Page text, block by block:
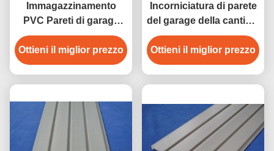
Immagazzinamento
PVC Pareti di garage
pannelli di pareti in PVC
Ottieni il miglior prezzo
Incorniciatura di parete
del garage della cantina,
pannelli di parete del
PVC con grande
capacità di carico
Ottieni il miglior prezzo